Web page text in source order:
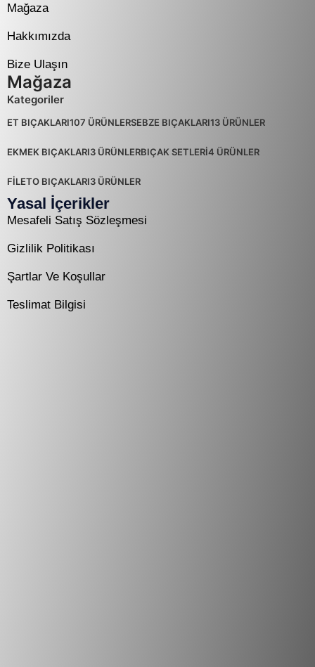
Mağaza
Hakkımızda
Bize Ulaşın
Mağaza
Kategoriler
ET BIÇAKLARI107 ÜRÜNLERSEBZE BIÇAKLARI13 ÜRÜNLER
EKMEK BIÇAKLARI3 ÜRÜNLERBIÇAK SETLERİ4 ÜRÜNLER
FİLETO BIÇAKLARI3 ÜRÜNLER
Yasal İçerikler
Mesafeli Satış Sözleşmesi
Gizlilik Politikası
Şartlar Ve Koşullar
Teslimat Bilgisi